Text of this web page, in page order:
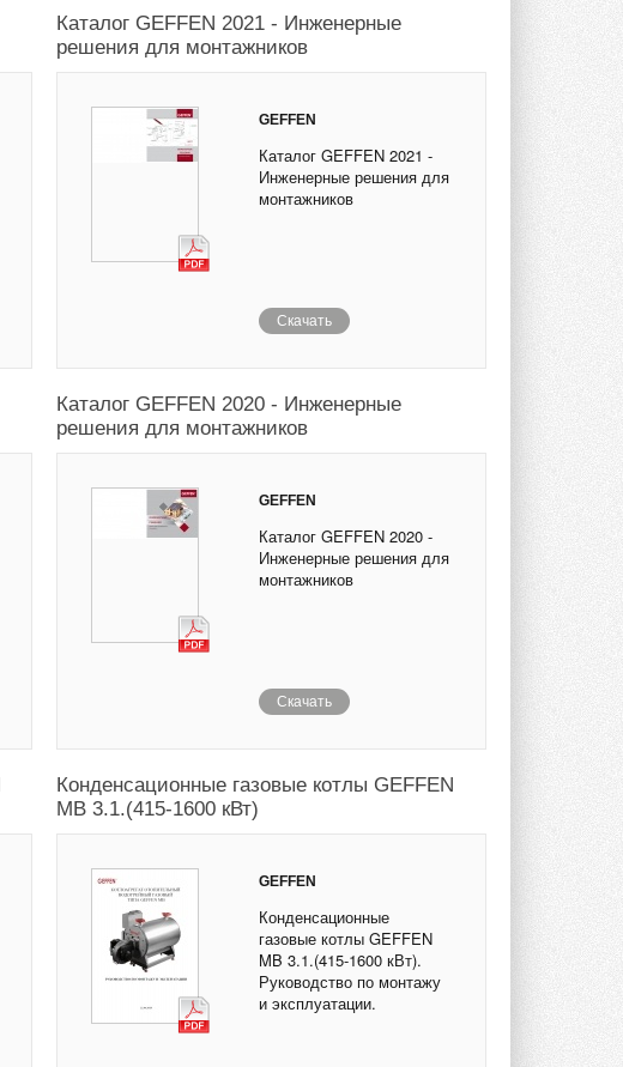
Каталог GEFFEN 2021 - Инженерные
решения для монтажников
GEFFEN
Каталог GEFFEN 2021 -
Инженерные решения для
монтажников
Скачать
Каталог GEFFEN 2020 - Инженерные
решения для монтажников
GEFFEN
Каталог GEFFEN 2020 -
Инженерные решения для
монтажников
Скачать
Конденсационные газовые котлы GEFFEN
MB 3.1.(415-1600 кВт)
GEFFEN
Конденсационные
газовые котлы GEFFEN
MB 3.1.(415-1600 кВт).
Руководство по монтажу
и эксплуатации.